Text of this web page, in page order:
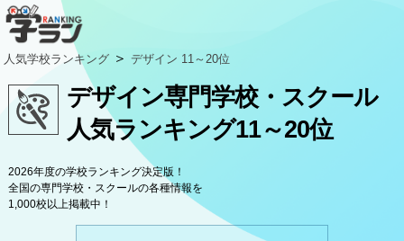
人気学校ランキング ＞デザイン 11～20位
デザイン専門学校・スクール
人気ランキング11～20位
2026年度の学校ランキング決定版！
全国の専門学校・スクールの各種情報を
1,000校以上掲載中！